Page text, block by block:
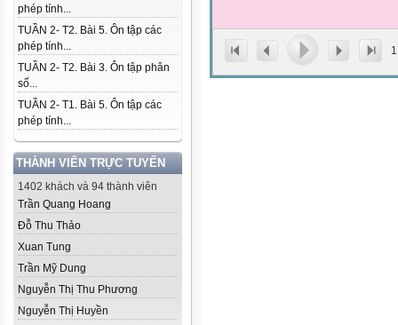
phép tính...
TUẦN 2- T2. Bài 5. Ôn tập các
phép tính...
TUẦN 2- T2. Bài 3. Ôn tập phân
số...
TUẦN 2- T1. Bài 5. Ôn tập các
phép tính...
THÀNH VIÊN TRỰC TUYẾN
1402 khách và 94 thành viên
Trần Quang Hoang
Đỗ Thu Thảo
Xuan Tung
Trần Mỹ Dung
Nguyễn Thị Thu Phương
Nguyễn Thị Huyền
1